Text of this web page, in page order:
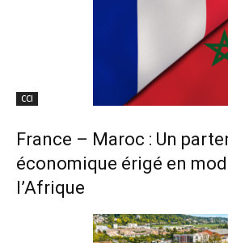
CCI
France – Maroc : Un
économique érigé en
l’Afrique